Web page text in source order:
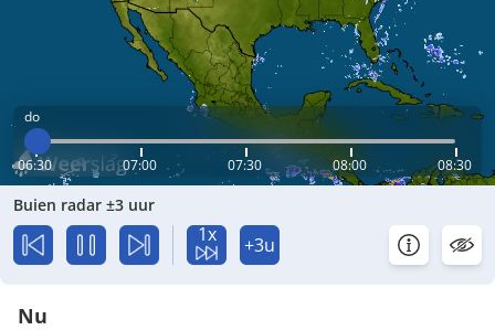
do
06:30 07:00 07:30 08:00 08:30
Buien radar ±3 uur
1x +3u
Nu